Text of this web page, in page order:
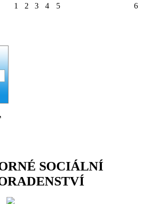
1 2 3 4 5 6
SOCIÁLNÍ